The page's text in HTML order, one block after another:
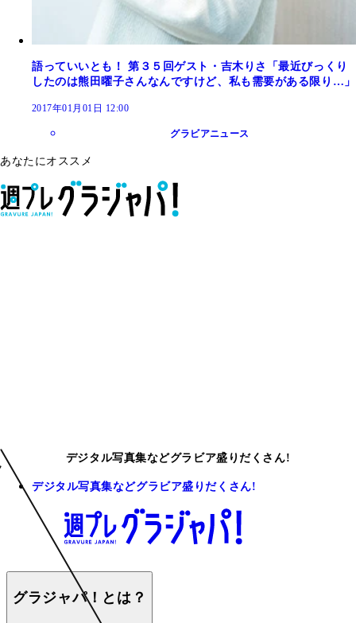
語っていいとも！ 第３５回ゲスト・吉木りさ「最近びっくり
したのは熊田曜子さんなんですけど、私も需要がある限り…」
2017年01月01日 12:00
グラビアニュース
あなたにオススメ
デジタル写真集などグラビア盛りだくさん!
デジタル写真集などグラビア盛りだくさん!
グラジャパ！とは？